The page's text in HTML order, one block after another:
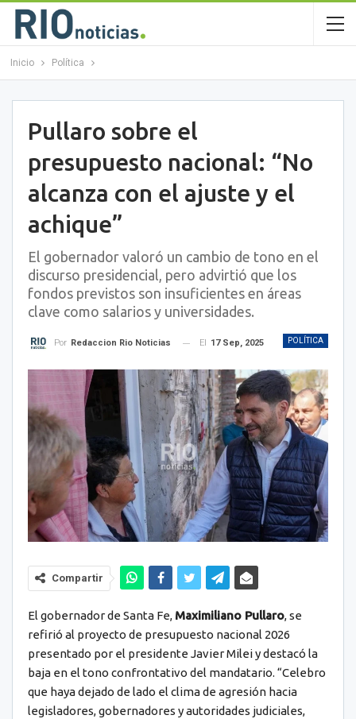
Inicio Política
Pullaro sobre el
presupuesto nacional: “No
alcanza con el ajuste y el
achique”
El gobernador valoró un cambio de tono en el
discurso presidencial, pero advirtió que los
fondos previstos son insuficientes en áreas
clave como salarios y universidades.
POLÍTICA
Por Redaccion Rio Noticias El 17 Sep, 2025
Compartir
El gobernador de Santa Fe, Maximiliano Pullaro, se
refirió al proyecto de presupuesto nacional 2026
presentado por el presidente Javier Milei y destacó la
baja en el tono confrontativo del mandatario. “Celebro
que haya dejado de lado el clima de agresión hacia
legisladores, gobernadores y autoridades judiciales,